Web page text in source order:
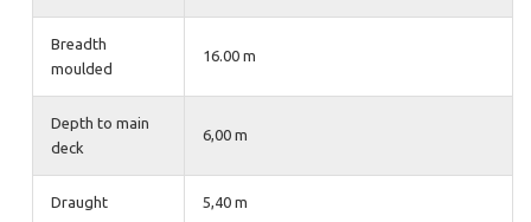
Breadth
moulded
16.00 m
Depth to main
deck
6,00 m
Draught 5,40 m